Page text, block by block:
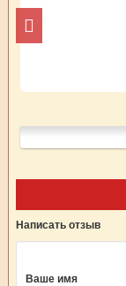
Написать отзыв
Ваше имя